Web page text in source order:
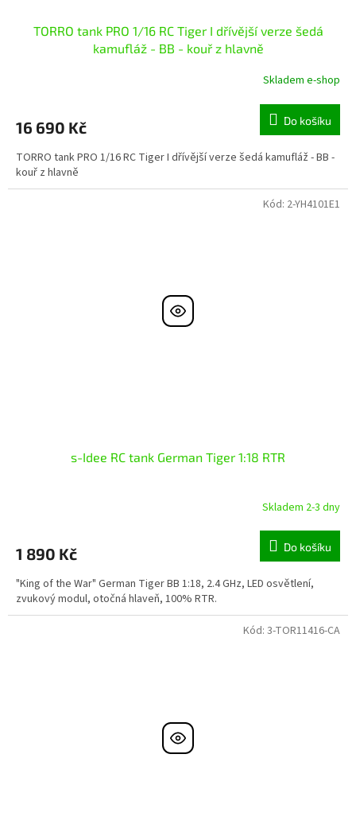
TORRO tank PRO 1/16 RC Tiger I dřívější verze šedá
kamufláž - BB - kouř z hlavně
Skladem e-shop
16 690 Kč Do košíku
TORRO tank PRO 1/16 RC Tiger I dřívější verze šedá kamufláž - BB -
kouř z hlavně
s-Idee RC tank German Tiger 1:18 RTR
Skladem 2-3 dny
1 890 Kč Do košíku
"King of the War" German Tiger BB 1:18, 2.4 GHz, LED osvětlení,
zvukový modul, otočná hlaveň, 100% RTR.
Kód: 2-YH4101E1
Kód: 3-TOR11416-CA